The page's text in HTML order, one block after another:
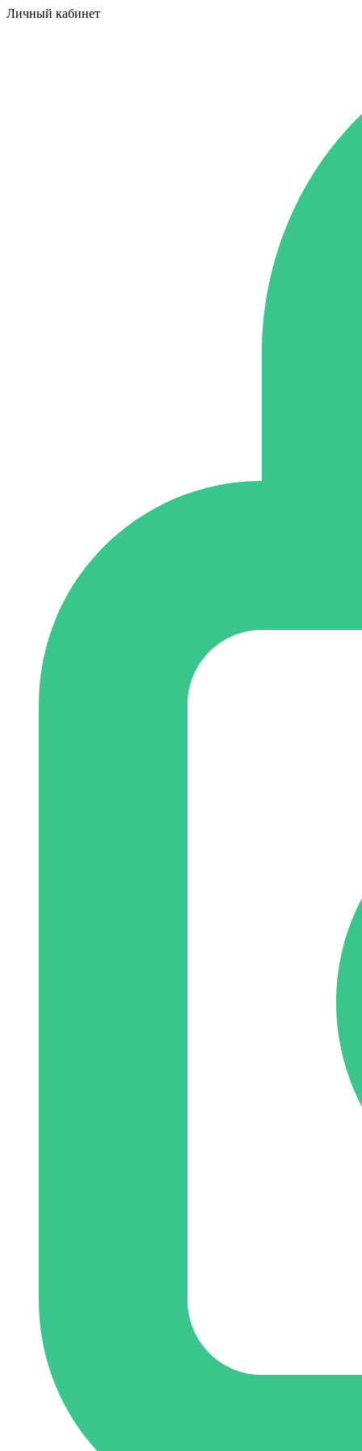
Личный кабинет